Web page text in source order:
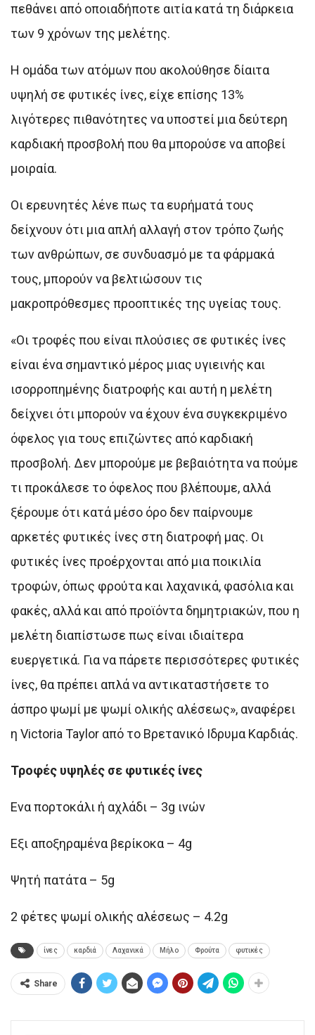
πεθάνει από οποιαδήποτε αιτία κατά τη διάρκεια
των 9 χρόνων της μελέτης.
Η ομάδα των ατόμων που ακολούθησε δίαιτα
υψηλή σε φυτικές ίνες, είχε επίσης 13%
λιγότερες πιθανότητες να υποστεί μια δεύτερη
καρδιακή προσβολή που θα μπορούσε να αποβεί
μοιραία.
Οι ερευνητές λένε πως τα ευρήματά τους
δείχνουν ότι μια απλή αλλαγή στον τρόπο ζωής
των ανθρώπων, σε συνδυασμό με τα φάρμακά
τους, μπορούν να βελτιώσουν τις
μακροπρόθεσμες προοπτικές της υγείας τους.
«Οι τροφές που είναι πλούσιες σε φυτικές ίνες
είναι ένα σημαντικό μέρος μιας υγιεινής και
ισορροπημένης διατροφής και αυτή η μελέτη
δείχνει ότι μπορούν να έχουν ένα συγκεκριμένο
όφελος για τους επιζώντες από καρδιακή
προσβολή. Δεν μπορούμε με βεβαιότητα να πούμε
τι προκάλεσε το όφελος που βλέπουμε, αλλά
ξέρουμε ότι κατά μέσο όρο δεν παίρνουμε
αρκετές φυτικές ίνες στη διατροφή μας. Οι
φυτικές ίνες προέρχονται από μια ποικιλία
τροφών, όπως φρούτα και λαχανικά, φασόλια και
φακές, αλλά και από προϊόντα δημητριακών, που η
μελέτη διαπίστωσε πως είναι ιδιαίτερα
ευεργετικά. Για να πάρετε περισσότερες φυτικές
ίνες, θα πρέπει απλά να αντικαταστήσετε το
άσπρο ψωμί με ψωμί ολικής αλέσεως», αναφέρει
η Victoria Taylor από το Βρετανικό Ιδρυμα Καρδιάς.
Τροφές υψηλές σε φυτικές ίνες
Ενα πορτοκάλι ή αχλάδι – 3g ινών
Εξι αποξηραμένα βερίκοκα – 4g
Ψητή πατάτα – 5g
2 φέτες ψωμί ολικής αλέσεως – 4.2g
ίνες καρδιά Λαχανικά Μήλο Φρούτα φυτικές
Share